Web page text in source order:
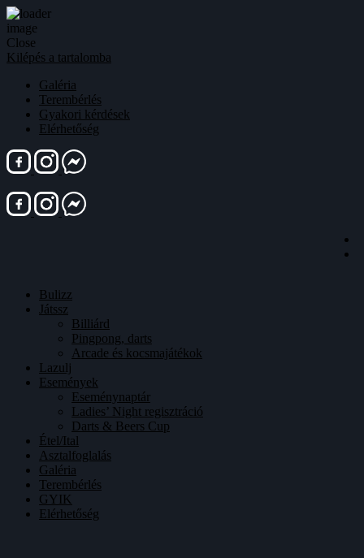
Close
Kilépés a tartalomba
Galéria
Terembérlés
Gyakori kérdések
Elérhetőség
Bulizz
Játssz
Billiárd
Pingpong, darts
Arcade és kocsmajátékok
Lazulj
Események
Eseménynaptár
Ladies’ Night regisztráció
Darts & Beers Cup
Étel/Ital
Asztalfoglalás
Galéria
Terembérlés
GYIK
Elérhetőség